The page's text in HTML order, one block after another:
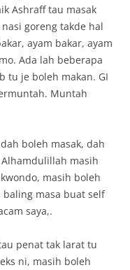
Ashraff tau masak
goreng takde hal
ayam bakar, ayam
Ada lah beberapa
tu je boleh makan. GI
Muntah
boleh masak, dah
masih
masih boleh
masa buat self
saya,.
penat tak larat tu
ni, masih boleh